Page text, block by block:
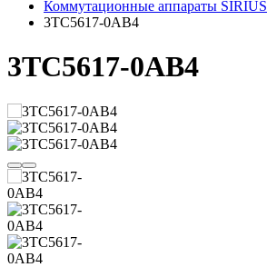
Коммутационные аппараты SIRIUS
3TC5617-0AB4
3TC5617-0AB4